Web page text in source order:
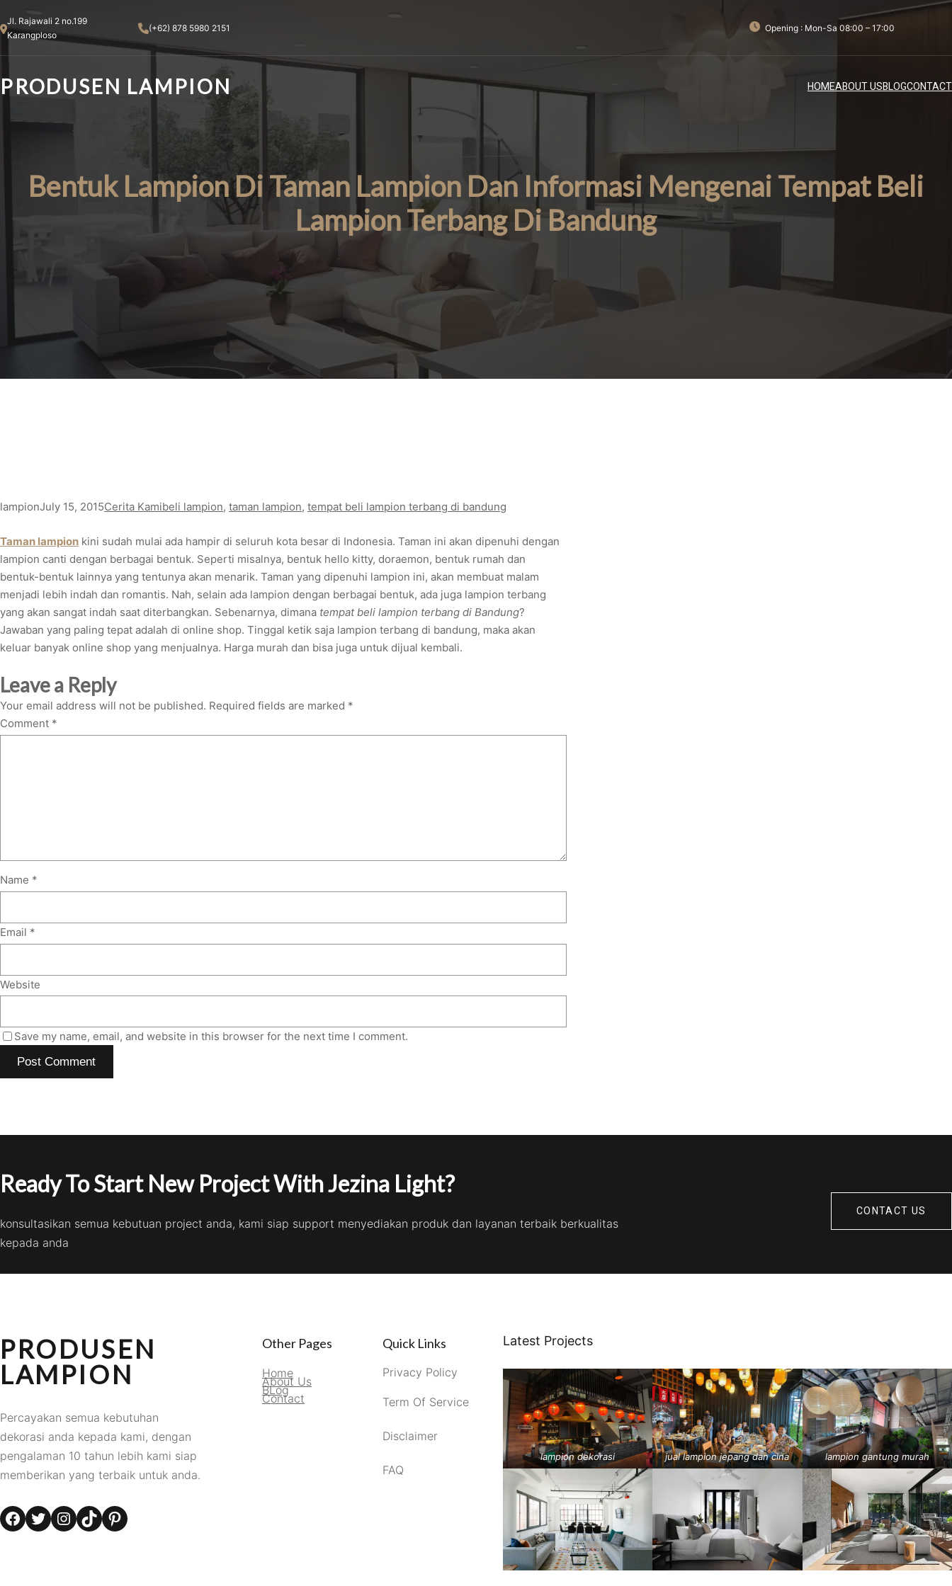
to
content
Jl. Rajawali 2 no.199
Karangploso
(+62) 878 5980 2151 Opening : Mon-Sa 08:00 – 17:00
PRODUSEN LAMPION HOMEABOUT USBLOGCONTACT
Bentuk Lampion Di Taman Lampion Dan Informasi Mengenai Tempat Beli
Lampion Terbang Di Bandung
lampionJuly 15, 2015Cerita Kamibeli lampion, taman lampion, tempat beli lampion terbang di bandung
Taman lampion kini sudah mulai ada hampir di seluruh kota besar di Indonesia. Taman ini akan dipenuhi dengan
lampion canti dengan berbagai bentuk. Seperti misalnya, bentuk hello kitty, doraemon, bentuk rumah dan
bentuk-bentuk lainnya yang tentunya akan menarik. Taman yang dipenuhi lampion ini, akan membuat malam
menjadi lebih indah dan romantis. Nah, selain ada lampion dengan berbagai bentuk, ada juga lampion terbang
yang akan sangat indah saat diterbangkan. Sebenarnya, dimana tempat beli lampion terbang di Bandung?
Jawaban yang paling tepat adalah di online shop. Tinggal ketik saja lampion terbang di bandung, maka akan
keluar banyak online shop yang menjualnya. Harga murah dan bisa juga untuk dijual kembali.
Leave a Reply
Your email address will not be published. Required fields are marked *
Comment *
Name *
Email *
Website
Save my name, email, and website in this browser for the next time I comment.
Ready To Start New Project With Jezina Light?
konsultasikan semua kebutuan project anda, kami siap support menyediakan produk dan layanan terbaik berkualitas
kepada anda
CONTACT US
PRODUSEN
LAMPION
Percayakan semua kebutuhan
dekorasi anda kepada kami, dengan
pengalaman 10 tahun lebih kami siap
memberikan yang terbaik untuk anda.
Facebook Twitter Instagram TikTok Pinterest
Other Pages
Home
About Us
BLog
Contact
Quick Links
Privacy Policy
Term Of Service
Disclaimer
FAQ
Latest Projects
lampion dekorasi jual lampion jepang dan cina lampion gantung murah